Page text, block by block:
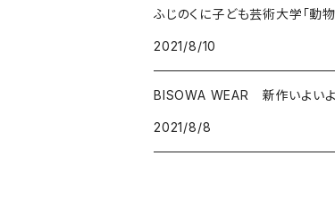
ラリマー
ハーキマーダイアモンド
スモーキークォーツ
ふじのくに子ども芸術大学「動
2021/8/10
BISOWA WEAR 新作いよいよ
2021/8/8